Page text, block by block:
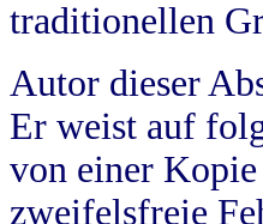
traditionellen
Autor dieser
Er weist auf
von einer
zweifelsfreie